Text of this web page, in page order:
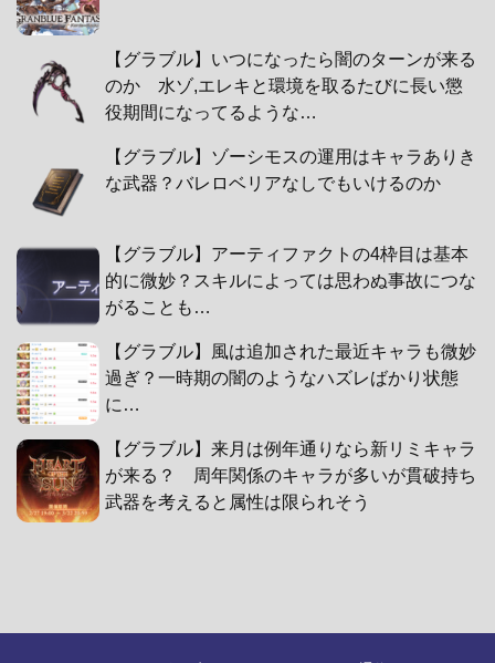
【グラブル】いつになったら闇のターンが来る
のか 水ゾ,エレキと環境を取るたびに長い懲
役期間になってるような…
【グラブル】ゾーシモスの運用はキャラありき
な武器？バレロベリアなしでもいけるのか
【グラブル】アーティファクトの4枠目は基本
的に微妙？スキルによっては思わぬ事故につな
がることも…
【グラブル】風は追加された最近キャラも微妙
過ぎ？一時期の闇のようなハズレばかり状態
に…
【グラブル】来月は例年通りなら新リミキャラ
が来る？ 周年関係のキャラが多いが貫破持ち
武器を考えると属性は限られそう